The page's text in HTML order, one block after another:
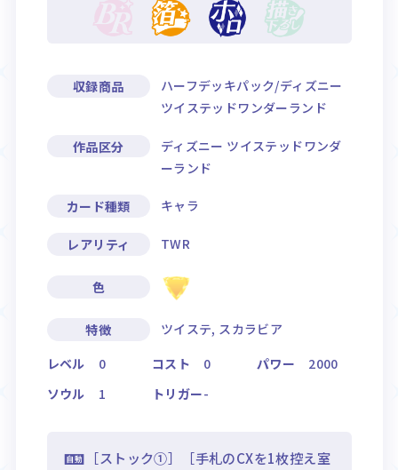
収録商品
ハーフデッキパック/ディズニー
ツイステッドワンダーランド
作品区分
ディズニー ツイステッドワンダ
ーランド
カード種類 キャラ
レアリティ TWR
色
特徴
ツイステ, スカラビア
レベル
0 コスト 0 パワー
2000
ソウル
1 トリガー-
［ストック①］［手札のCXを1枚控え室